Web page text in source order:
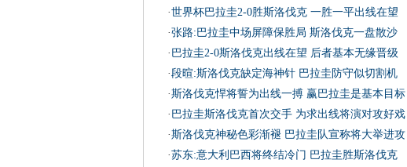
·世界杯巴拉圭2-0胜斯洛伐克 一胜一平出线在望
·张路:巴拉圭中场屏障保胜局 斯洛伐克一盘散沙
· 巴拉圭2-0斯洛伐克出线在望 后者基本无缘晋级
·段暄:斯洛伐克缺定海神针 巴拉圭防守似切割机
·斯洛伐克悍将誓为出线一搏 赢巴拉圭是基本目标
· 巴拉圭斯洛伐克首次交手 为求出线将演对攻好戏
·斯洛伐克神秘色彩渐褪 巴拉圭队宣称将大举进攻
·苏东:意大利巴西将终结冷门 巴拉圭胜斯洛伐克